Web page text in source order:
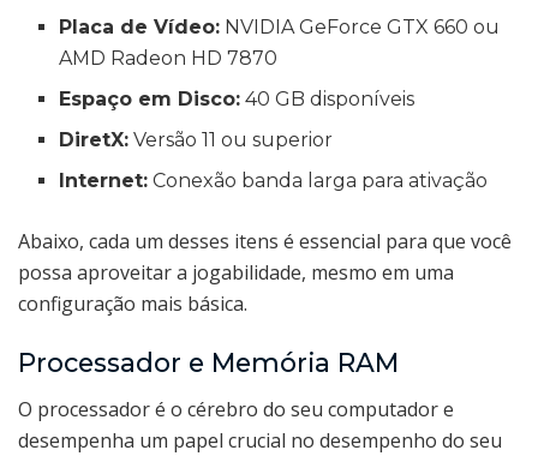
Placa de Vídeo: NVIDIA GeForce GTX 660 ou
AMD Radeon HD 7870
Espaço em Disco: 40 GB disponíveis
DiretX: Versão 11 ou superior
Internet: Conexão banda larga para ativação
Abaixo, cada um desses itens é essencial para que você
possa aproveitar a jogabilidade, mesmo em uma
configuração mais básica.
Processador e Memória RAM
O processador é o cérebro do seu computador e
desempenha um papel crucial no desempenho do seu